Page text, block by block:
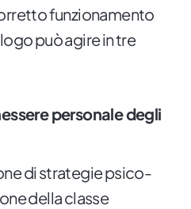
funzionamento
può agire in tre
personale degli
di strategie psico-
della classe